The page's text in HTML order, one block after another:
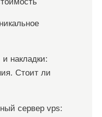
накладки:
Стоит ли
сервер vps: